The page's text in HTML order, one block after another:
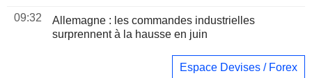
09:32
Allemagne : les commandes industrielles
surprennent à la hausse en juin
Espace Devises / Forex